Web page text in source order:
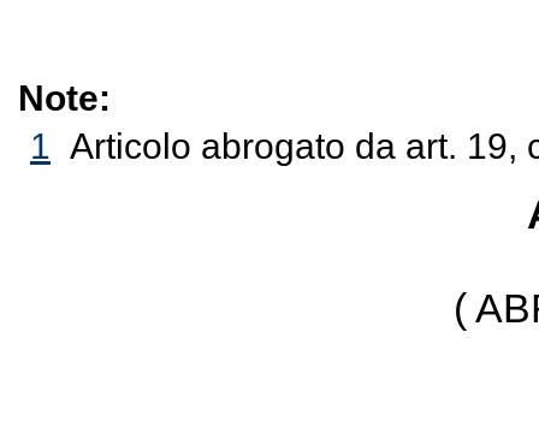
Note:
1 Articolo abrogato da art. 19,
(